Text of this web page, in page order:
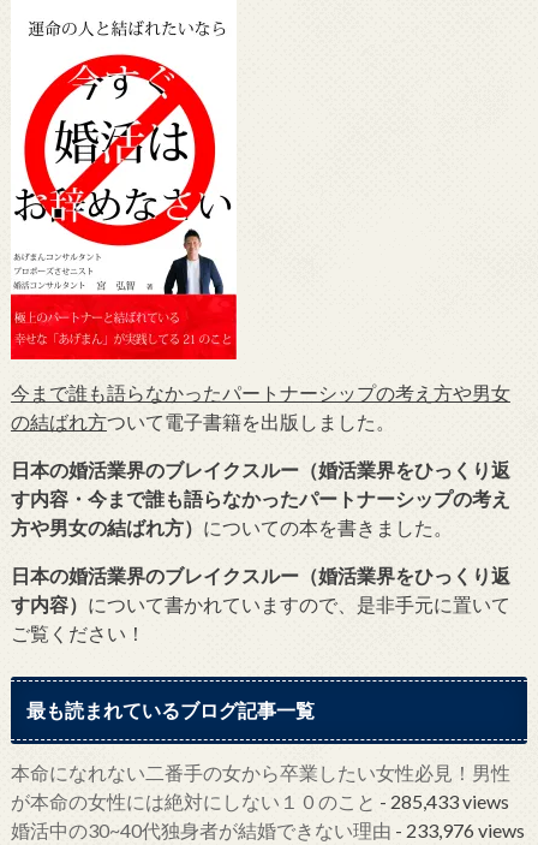
今まで誰も語らなかったパートナーシップの考え方や男女
の結ばれ方ついて電子書籍を出版しました。
日本の婚活業界のブレイクスルー（婚活業界をひっくり返
す内容・今まで誰も語らなかったパートナーシップの考え
方や男女の結ばれ方） についての本を書きました。
日本の婚活業界のブレイクスルー（婚活業界をひっくり返
す内容） について書かれていますので、是非手元に置いて
ご覧ください！
最も読まれているブログ記事一覧
本命になれない二番手の女から卒業したい女性必見！男性
が本命の女性には絶対にしない１０のこと - 285,433 views
婚活中の30~40代独身者が結婚できない理由 - 233,976 views